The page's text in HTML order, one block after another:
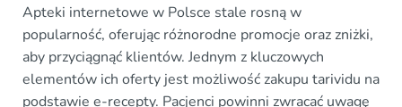
Apteki internetowe w Polsce stale rosną w
popularność, oferując różnorodne promocje oraz zniżki,
aby przyciągnąć klientów. Jednym z kluczowych
elementów ich oferty jest możliwość zakupu tarividu na
podstawie e-recepty. Pacjenci powinni zwracać uwagę